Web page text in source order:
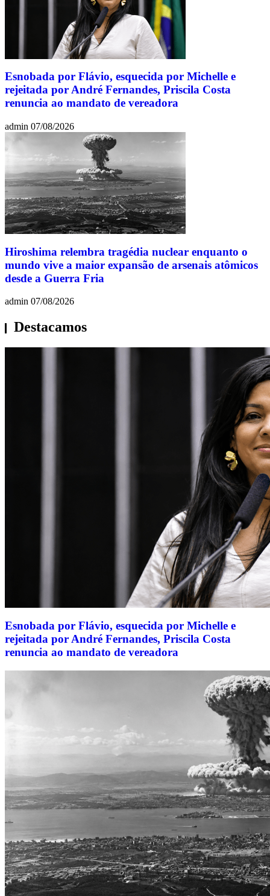
Esnobada por Flávio, esquecida por Michelle e
rejeitada por André Fernandes, Priscila Costa
renuncia ao mandato de vereadora
admin 07/08/2026
Hiroshima relembra tragédia nuclear enquanto o
mundo vive a maior expansão de arsenais atômicos
desde a Guerra Fria
admin 07/08/2026
Destacamos
Esnobada por Flávio, esquecida por Michelle e
rejeitada por André Fernandes, Priscila Costa
renuncia ao mandato de vereadora